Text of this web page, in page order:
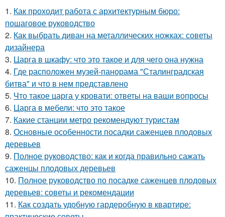
1. Как проходит работа с архитектурным бюро:
пошаговое руководство
2. Как выбрать диван на металлических ножках: советы
дизайнера
3. Царга в шкафу: что это такое и для чего она нужна
4. Где расположен музей-панорама "Сталинградская
битва" и что в нем представлено
5. Что такое царга у кровати: ответы на ваши вопросы
6. Царга в мебели: что это такое
7. Какие станции метро рекомендуют туристам
8. Основные особенности посадки саженцев плодовых
деревьев
9. Полное руководство: как и когда правильно сажать
саженцы плодовых деревьев
10. Полное руководство по посадке саженцев плодовых
деревьев: советы и рекомендации
11. Как создать удобную гардеробную в квартире: